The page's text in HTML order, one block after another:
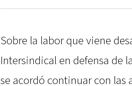
Sobre la labor que viene
Intersindical en defensa de
se acordó continuar con las